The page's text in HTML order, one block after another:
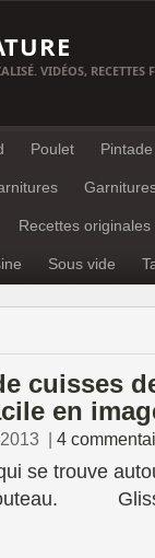
VIDÉOS, RECETTES
Poulet Pintade
Recettes originales
Sous vide
cuisses
en
| 4
se trouve
couteau.